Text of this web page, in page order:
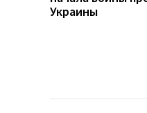
Украины